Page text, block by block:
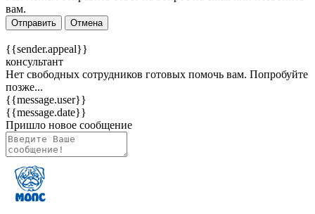
вам.
Отправить Отмена
{{sender.appeal}}
консультант
Нет свободных сотрудников готовых помочь вам. Попробуйте
позже...
{{message.user}}
{{message.date}}
Пришло новое сообщение